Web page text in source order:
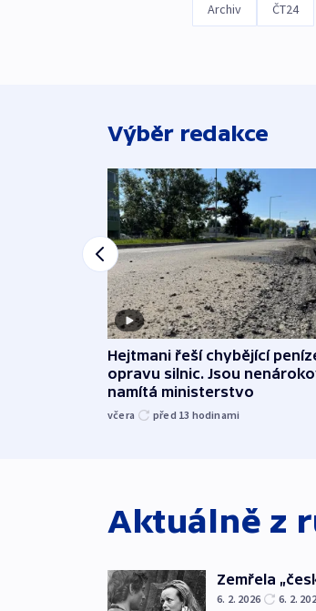
Archiv ČT24
Výběr redakce
Hejtmani řeší chybějící
opravu silnic. Jsou
namítá ministerstvo
včera před 13 hodinami
Aktuálně z
Zemřela
6. 2. 2026 6. 2.